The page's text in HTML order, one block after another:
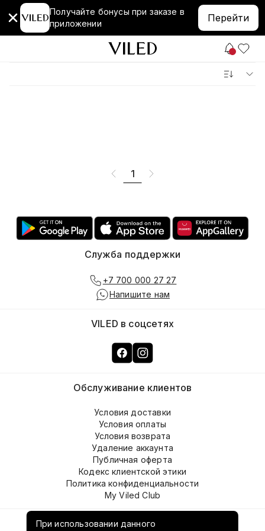
Получайте бонусы при заказе в
приложении
Перейти
1
При использовании данного
О компании
Обслуживание клиентов
Условия доставки
Условия оплаты
Условия возврата
Удаление аккаунта
Публичная оферта
Кодекс клиентской этики
Политика конфиденциальности
My Viled Club
VILED в соцсетях
Служба поддержки
+7 700 000 27 27
Напишите нам